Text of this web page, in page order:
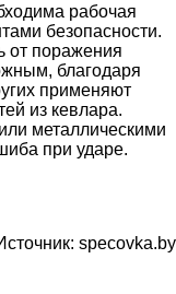
рабочая
безопасности.
от поражения
благодаря
применяют
из кевлара.
металлическими
при ударе.
specovka.by